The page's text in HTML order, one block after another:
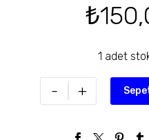
₺
1 adet
- +